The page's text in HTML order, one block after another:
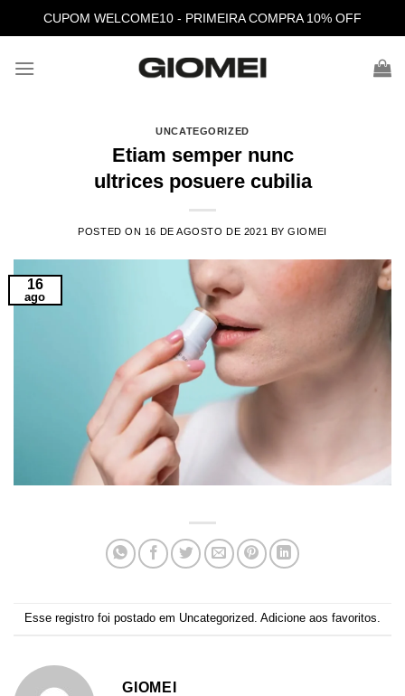
to
CUPOM WELCOME10 - PRIMEIRA COMPRA 10% OFF
UNCATEGORIZED
Etiam semper nunc
ultrices posuere cubilia
POSTED ON 16 DE AGOSTO DE 2021 BYGIOMEI
16
ago
Esse registro foi postado em Uncategorized Adicione aos favoritos
GIOMEI